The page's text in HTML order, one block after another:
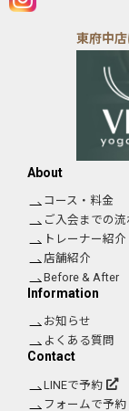
東府中
About
コース・料金
ご入会までの流
トレーナー紹介
店舗紹介
Before & After
Information
お知らせ
よくある質問
Contact
LINEで予約
フォームで予約